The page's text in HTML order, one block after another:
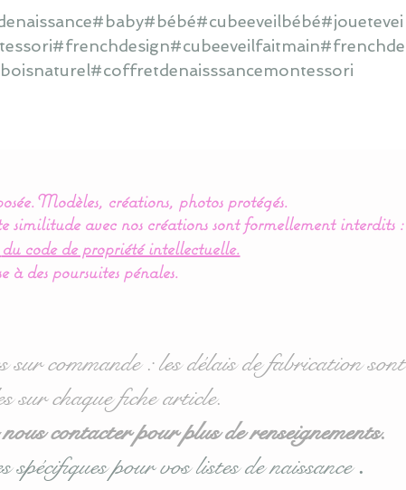
Modèles, créations, photos protégés.
avec nos créations sont formellement interdits :
du code de propriété intellectuelle.
à des poursuites pénales.
commande : les délais de fabrication sont
sur chaque fiche article.
contacter pour plus de renseignements.
pour vos listes de naissance.